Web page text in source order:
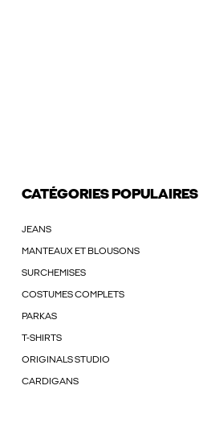
CATÉGORIES POPULAIRES
JEANS
MANTEAUX ET BLOUSONS
SURCHEMISES
COSTUMES COMPLETS
PARKAS
T-SHIRTS
ORIGINALS STUDIO
CARDIGANS